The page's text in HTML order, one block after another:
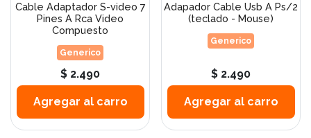
Cable Adaptador S-video 7
Pines A Rca Video
Compuesto
Generico
$ 2.490
Agregar al carro
Adapador Cable Usb A Ps/2
(teclado - Mouse)
Generico
$ 2.490
Agregar al carro